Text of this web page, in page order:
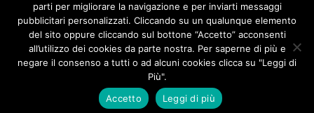
Privacy Policy
© Copyright 2017. All Rights Reserved.
parti per migliorare la navigazione e per inviarti messaggi
pubblicitari personalizzati. Cliccando su un qualunque elemento
del sito oppure cliccando sul bottone “Accetto” acconsenti
all’utilizzo dei cookies da parte nostra. Per saperne di più e
negare il consenso a tutti o ad alcuni cookies clicca su "Leggi di
Più".
Accetto
Leggi di più